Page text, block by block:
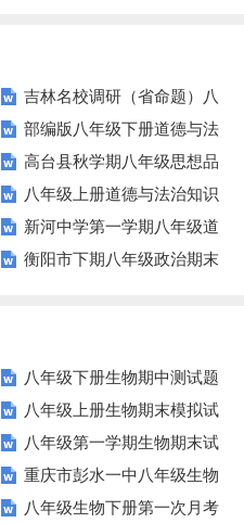
吉林名校调研（省命题）八
年级下第一次月考政治试卷及答
案
部编版八年级下册道德与法
治第一单元测试题及答案
高台县秋学期八年级思想品
德期末试卷及答案
八年级上册道德与法治知识
点复习题 填充
新河中学第一学期八年级道
德与法治第三次月考试卷
衡阳市下期八年级政治期末
八年级下册生物期中测试题
八年级上册生物期末模拟试
题 八年级第一学期生物期末试
题及答案
重庆市彭水一中八年级生物
第三次月考试卷及答案
八年级生物下册第一次月考